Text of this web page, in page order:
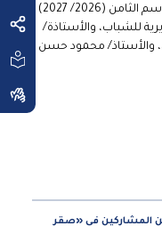
بشباب (YLY) وذلك استعدادًا لتدشين الموسم الثامن (2026/ 2027)
للشباب، والأستاذة/
والأستاذ/ محمود حسن
المشاركين في «صقر